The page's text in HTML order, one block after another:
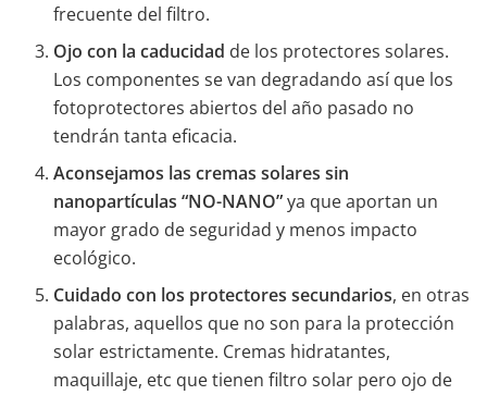
frecuente del filtro.
Ojo con la caducidad de los protectores solares.
Los componentes se van degradando así que los
fotoprotectores abiertos del año pasado no
tendrán tanta eficacia.
Aconsejamos las cremas solares sin
nanopartículas “NO-NANO”ya que aportan un
mayor grado de seguridad y menos impacto
ecológico.
Cuidado con los protectores secundarios, en otras
palabras, aquellos que no son para la protección
solar estrictamente. Cremas hidratantes,
maquillaje, etc que tienen filtro solar pero ojo de